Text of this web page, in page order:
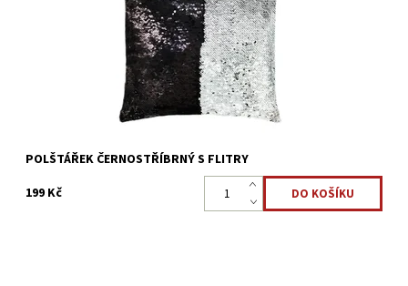
Skladem >5 ks
22323916
POLŠTÁŘEK ČERNOSTŘÍBRNÝ S FLITRY
199 Kč